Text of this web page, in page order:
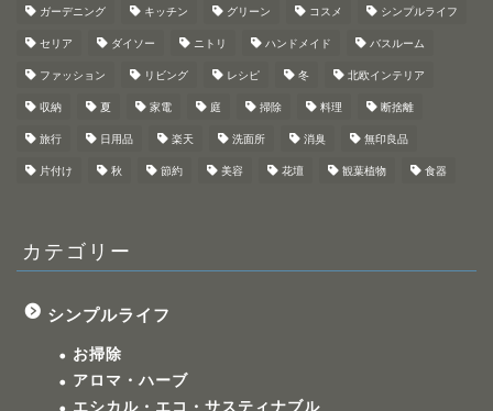
ガーデニング キッチン グリーン コスメ シンプルライフ
セリア ダイソー ニトリ ハンドメイド バスルーム
ファッション リビング レシピ 冬 北欧インテリア
収納 夏 家電 庭 掃除 料理 断捨離
旅行 日用品 楽天 洗面所 消臭 無印良品
片付け 秋 節約 美容 花壇 観葉植物 食器
カテゴリー
シンプルライフ
お掃除
アロマ・ハーブ
エシカル・エコ・サスティナブル